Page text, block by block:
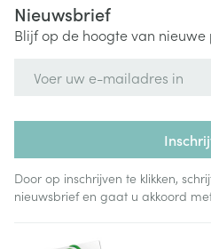
Nieuwsbrief
Blijf op de hoogte van
Door op inschrijven te klikken,
nieuwsbrief en gaat u akkoord